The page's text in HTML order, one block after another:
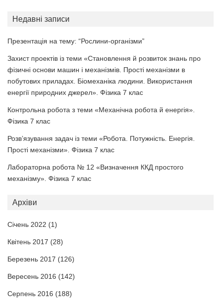
Недавні записи
Презентація на тему: “Рослини-організми”
Захист проектів із теми «Становлення й розвиток знань про
фізичні основи машин і механізмів. Прості механізми в
побутових приладах. Біомеханіка людини. Використання
енергії природних джерел». Фізика 7 клас
Контрольна робота з теми «Механічна робота й енергія».
Фізика 7 клас
Розв’язування задач із теми «Робота. Потужність. Енергія.
Прості механізми». Фізика 7 клас
Лабораторна робота № 12 «Визначення ККД простого
механізму». Фізика 7 клас
Архіви
Січень 2022 (1)
Квітень 2017 (28)
Березень 2017 (126)
Вересень 2016 (142)
Серпень 2016 (188)